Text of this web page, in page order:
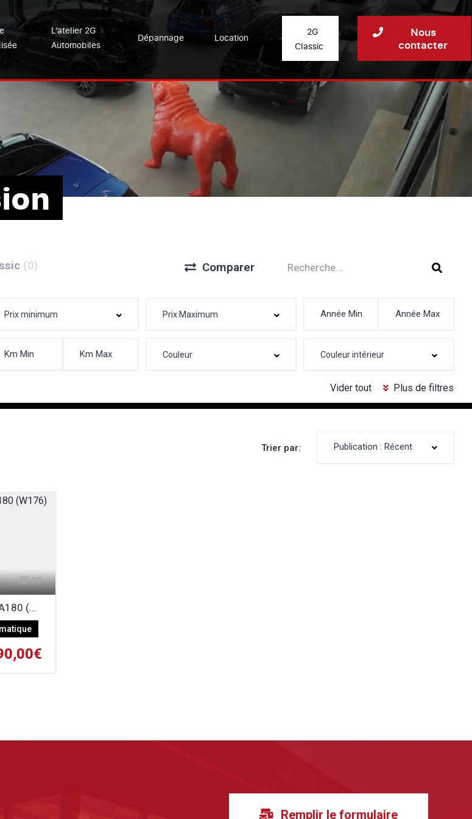
L’atelier 2G
Automobiles
Dépannage Location
2G
Classic
Nous
contacter
Vider tout Plus de filtres
(0) Comparer
Trier par: Publication : Récent
20
Mercedes-Benz CLASSE A180 (W176) 1.6i AMG LINE
Remplir le formulaire